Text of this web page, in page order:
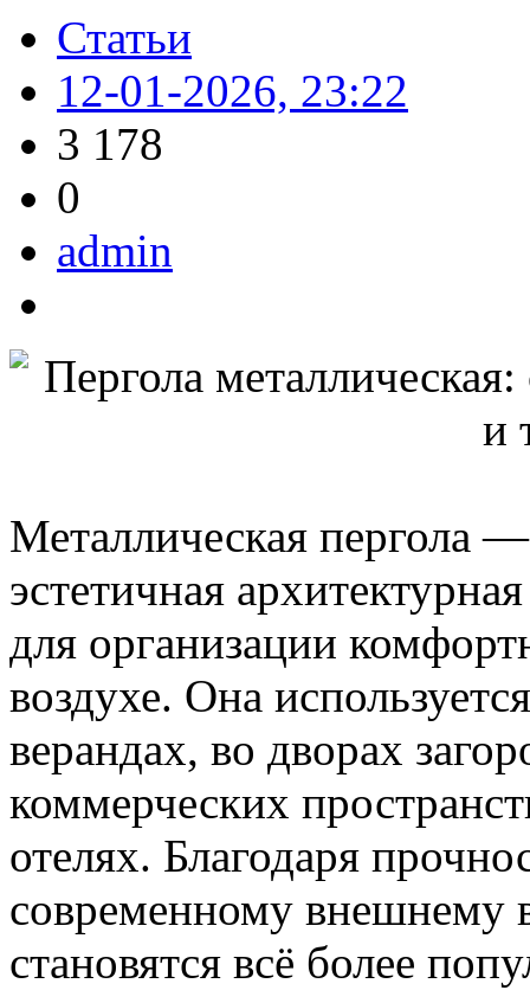
Статьи
12-01-2026, 23:22
3 178
0
admin
Металлическая пергола
эстетичная
для организации
воздухе. Она
верандах, во дворах
коммерческих
отелях. Благодаря
современному внешнему
становятся всё более